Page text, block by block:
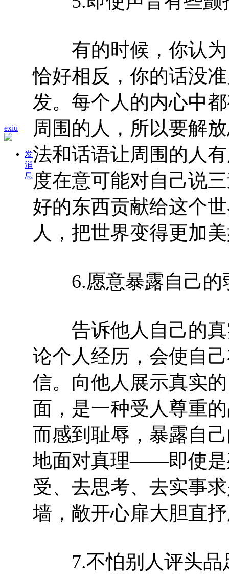
exiu
发
消
息
有的时候，你认为
恰好相反，你的话没
发。每个人的内心中
周围的人，所以要解
法和话语让周围的人
度在意可能对自己说
好的东西贡献给这个
人，把世界变得更加
6.愿意暴露自己的
告诉他人自己的真
论个人经历，会使自
信。向他人展示真实
面，是一种受人尊重
而感到耻辱，暴露自
地面对真理——即使是
受、去思考、去实事
墙，敞开心扉大胆直
7.不怕别人评头品